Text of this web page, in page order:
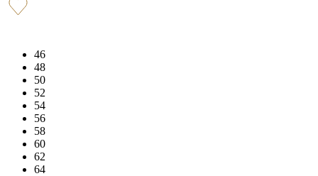
46
48
50
52
54
56
58
60
62
64